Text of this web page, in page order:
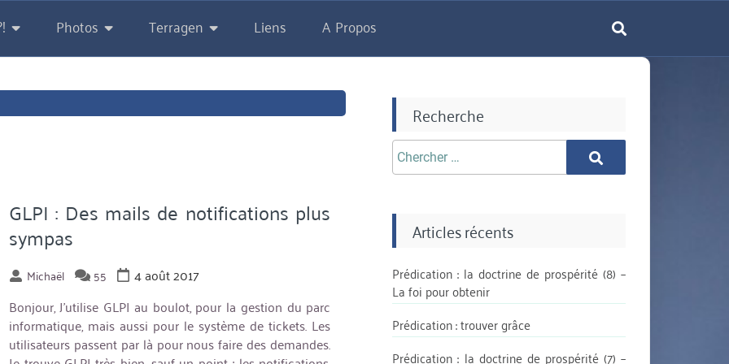
Photos Terragen Liens A Propos
GLPI : Des mails de notifications plus
sympas
Michaël 55
4 août 2017
Bonjour, J’utilise GLPI au boulot, pour la gestion du parc
informatique, mais aussi pour le système de tickets. Les
utilisateurs passent par là pour nous faire des demandes.
Recherche
Chercher
aprè:
Chercher
Articles récents
Prédication : la doctrine de prospérité (8) –
La foi pour obtenir
Prédication : trouver grâce
Prédication : la doctrine de prospérité (7) –